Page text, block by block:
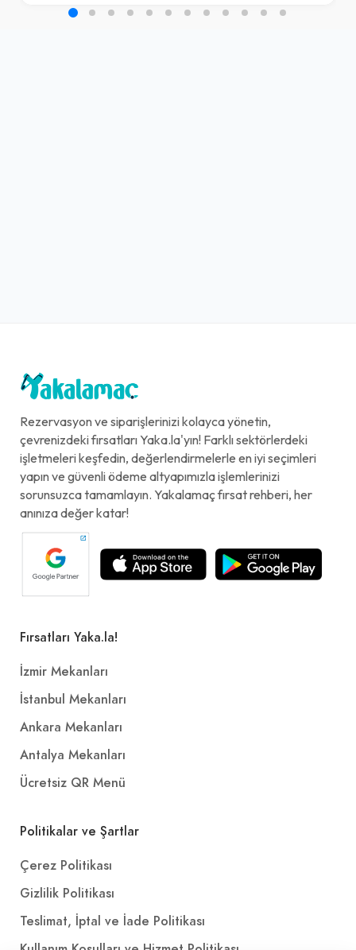
Rezervasyon ve siparişlerinizi kolayca yönetin,
çevrenizdeki fırsatları Yaka.la'yın! Farklı sektörlerdeki
işletmeleri keşfedin, değerlendirmelerle en iyi seçimleri
yapın ve güvenli ödeme altyapımızla işlemlerinizi
sorunsuzca tamamlayın. Yakalamaç fırsat rehberi, her
anınıza değer katar!
Fırsatları Yaka.la!
İzmir Mekanları
İstanbul Mekanları
Ankara Mekanları
Antalya Mekanları
Ücretsiz QR Menü
Politikalar ve Şartlar
Çerez Politikası
Gizlilik Politikası
Teslimat, İptal ve İade Politikası